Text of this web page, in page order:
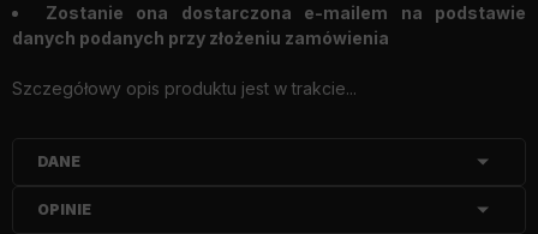
Zostanie ona dostarczona e-mailem na podstawie
danych podanych przy złożeniu zamówienia
Szczegółowy opis produktu jest w trakcie...
DANE
OPINIE